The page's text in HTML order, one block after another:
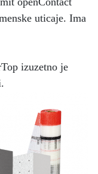
uticaje. Ima
izuzetno je